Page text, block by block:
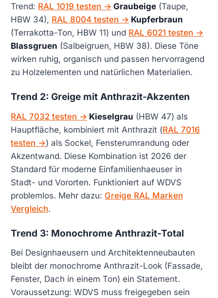
Trend: RAL 1019 testen → Graubeige (Taupe,
HBW 34), RAL 8004 testen → Kupferbraun
(Terrakotta-Ton, HBW 11) und RAL 6021 testen →
Blassgruen (Salbeigruen, HBW 38). Diese Töne
wirken ruhig, organisch und passen hervorragend
zu Holzelementen und natürlichen Materialien.
Trend 2: Greige mit Anthrazit-Akzenten
RAL 7032 testen → Kieselgrau (HBW 47) als
Hauptfläche, kombiniert mit Anthrazit (RAL 7016
testen →) als Sockel, Fensterumrandung oder
Akzentwand. Diese Kombination ist 2026 der
Standard für moderne Einfamilienhaeuser in
Stadt- und Vororten. Funktioniert auf WDVS
problemlos. Mehr dazu: Greige RAL Marken
Vergleich.
Trend 3: Monochrome Anthrazit-Total
Bei Designhaeusern und Architektenneubauten
bleibt der monochrome Anthrazit-Look (Fassade,
Fenster, Dach in einem Ton) ein Statement.
Voraussetzung: WDVS muss freigegeben sein